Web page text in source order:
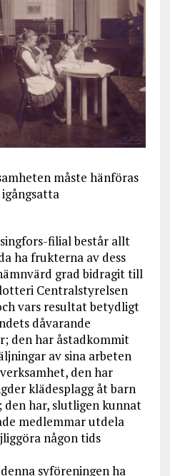
måste hänföras
filial består allt
ha frukterna av dess
grad bidragit till
Centralstyrelsen
vars resultat betydligt
dåvarande
den har åstadkommit
av sina arbeten
den har
klädesplagg åt barn
den har, slutligen kunnat
medlemmar utdela
någon tids
syföreningen ha